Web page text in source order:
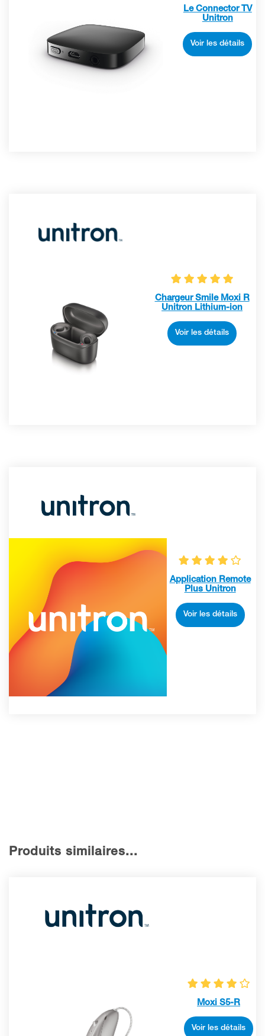
Le Connector TV
Unitron
Voir les détails
Chargeur Smile Moxi R
Unitron Lithium-ion
Voir les détails
Application Remote
Plus Unitron
Voir les détails
Produits similaires...
Moxi S5-R
Voir les détails